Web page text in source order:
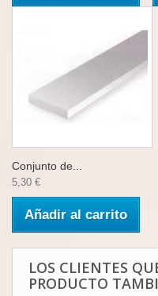
Conjunto de...
5,30 €
Añadir al carrito
LOS CLIENTES
PRODUCTO